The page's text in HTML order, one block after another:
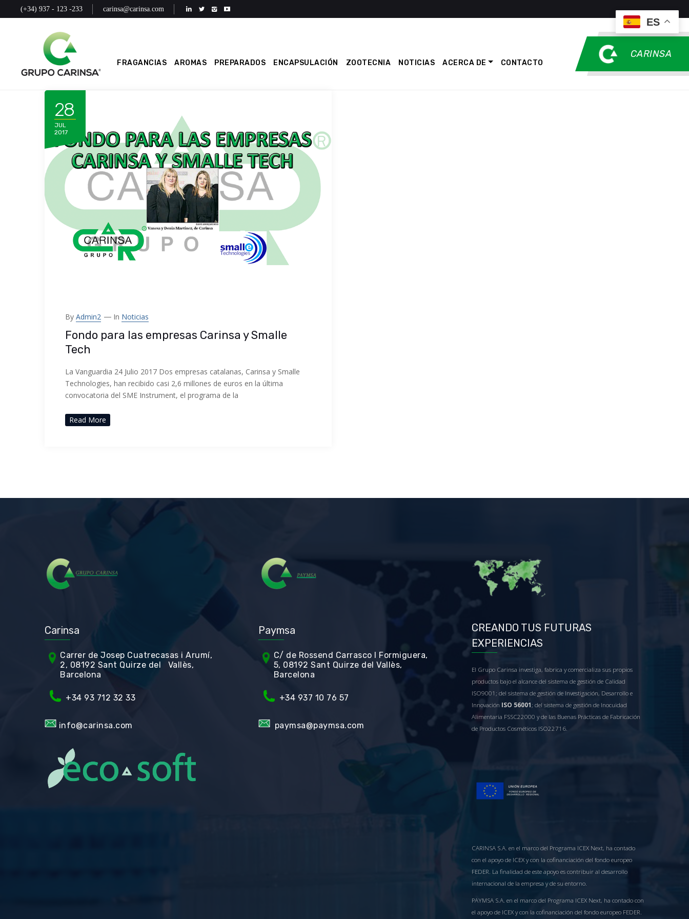
(+34) 937 - 123 -233 carinsa@carinsa.com
FRAGANCIAS AROMAS PREPARADOS ENCAPSULACIÓN ZOOTECNIA NOTICIAS ACERCA DE CONTACTO
CARINSA
28
JUL
2017
By Admin2 In Noticias
Fondo para las empresas Carinsa y Smalle
Tech
La Vanguardia 24 Julio 2017 Dos empresas catalanas, Carinsa y Smalle
Technologies, han recibido casi 2,6 millones de euros en la última
convocatoria del SME Instrument, el programa de la
Read More
Carinsa
Carrer de Josep Cuatrecasas i Arumí,
2, 08192 Sant Quirze del Vallès,
Barcelona
+34 93 712 32 33
info@carinsa.com
Paymsa
C/ de Rossend Carrasco I Formiguera,
5, 08192 Sant Quirze del Vallès,
Barcelona
+34 937 10 76 57
paymsa@paymsa.com
CREANDO TUS FUTURAS
EXPERIENCIAS
El Grupo Carinsa investiga, fabrica y comercializa sus propios
productos bajo el alcance del sistema de gestión de Calidad
ISO9001; del sistema de gestión de Investigación, Desarrollo e
Innovación ISO 56001 ; del sistema de gestión de Inocuidad
Alimentaria FSSC22000 y de las Buenas Prácticas de Fabricación
de Productos Cosméticos ISO22716.
CARINSA S.A. en el marco del Programa ICEX Next, ha contado
con el apoyo de ICEX y con la cofinanciación del fondo europeo
FEDER. La finalidad de este apoyo es contribuir al desarrollo
internacional de la empresa y de su entorno.
PAYMSA S.A. en el marco del Programa ICEX Next, ha contado con
el apoyo de ICEX y con la cofinanciación del fondo europeo FEDER.
ES